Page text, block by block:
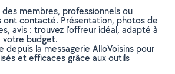
membres, professionnels ou
ont contacté. Présentation, photos de
avis : trouvez l'offreur idéal, adapté à
budget.
depuis la messagerie AlloVoisins pour
et efficaces grâce aux outils